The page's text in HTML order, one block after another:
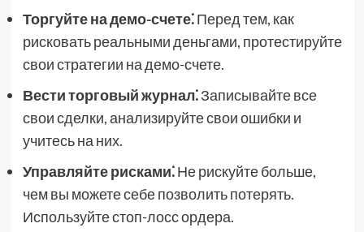
Торгуйте на демо-счете⁚Перед тем, как
рисковать реальными деньгами, протестируйте
свои стратегии на демо-счете.
Вести торговый журнал⁚Записывайте все
свои сделки, анализируйте свои ошибки и
учитесь на них.
Управляйте рисками⁚Не рискуйте больше,
чем вы можете себе позволить потерять.
Используйте стоп-лосс ордера.